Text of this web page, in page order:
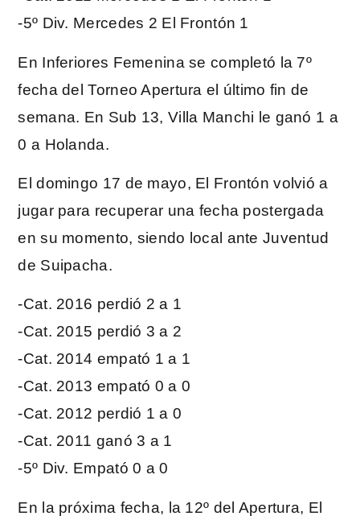
-5º Div. Mercedes 2 El Frontón 1
En Inferiores Femenina se completó la 7º
fecha del Torneo Apertura el último fin de
semana. En Sub 13, Villa Manchi le ganó 1 a
0 a Holanda.
El domingo 17 de mayo, El Frontón volvió a
jugar para recuperar una fecha postergada
en su momento, siendo local ante Juventud
de Suipacha.
-Cat. 2016 perdió 2 a 1
-Cat. 2015 perdió 3 a 2
-Cat. 2014 empató 1 a 1
-Cat. 2013 empató 0 a 0
-Cat. 2012 perdió 1 a 0
-Cat. 2011 ganó 3 a 1
-5º Div. Empató 0 a 0
En la próxima fecha, la 12º del Apertura, El